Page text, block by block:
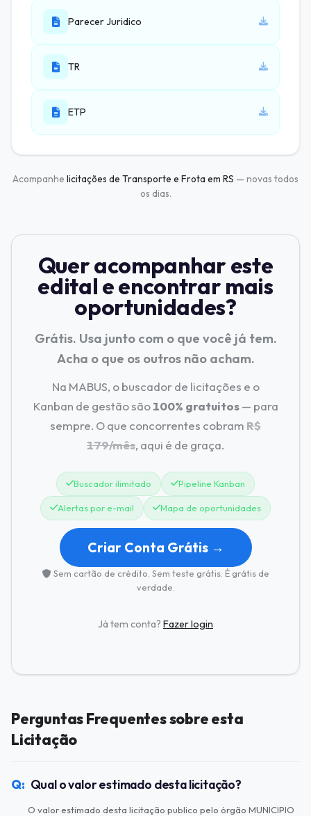
Parecer Juridico
TR
ETP
Acompanhe licitações de Transporte e Frota em RS — novas todos
os dias.
Quer acompanhar este
edital e encontrar mais
oportunidades?
Grátis. Usa junto com o que você já tem.
Acha o que os outros não acham.
Na MABUS, o buscador de licitações e o
Kanban de gestão são100% gratuitos— para
sempre. O que concorrentes cobramR$
179/mês, aqui é de graça.
Buscador ilimitado Pipeline Kanban
Alertas por e-mail Mapa de oportunidades
Criar Conta Grátis →
Sem cartão de crédito. Sem teste grátis. É grátis de
verdade.
Já tem conta? Fazer login
Perguntas Frequentes sobre esta
Licitação
Qual o valor estimado desta licitação?
O valor estimado desta licitação publico pelo órgão MUNICIPIO